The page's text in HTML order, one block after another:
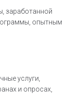
заработанной
опытным
услуги,
и опросах,